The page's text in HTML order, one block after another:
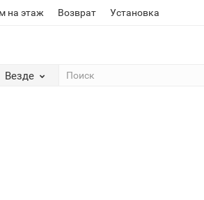
на этаж Возврат Установка
Везде